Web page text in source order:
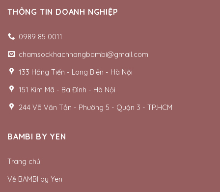
THÔNG TIN DOANH NGHIỆP
0989 85 0011
chamsockhachhangbambi@gmail.com
133 Hồng Tiến - Long Biên - Hà Nội
151 Kim Mã - Ba Đình - Hà Nội
244 Võ Văn Tần - Phường 5 - Quận 3 - TP.HCM
BAMBI BY YEN
Trang chủ
Về BAMBI by Yen